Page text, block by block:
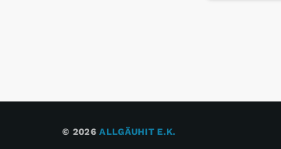
© 2026ALLGÄUHIT E.K.